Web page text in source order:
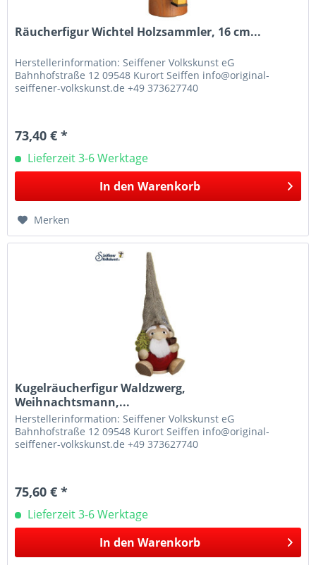
Räucherfigur Wichtel Holzsammler, 16 cm...
Herstellerinformation: Seiffener Volkskunst eG
Bahnhofstraße 12 09548 Kurort Seiffen info@original-
seiffener-volkskunst.de +49 373627740
73,40 € *
Lieferzeit 3-6 Werktage
In den Warenkorb
Merken
Kugelräucherfigur Waldzwerg,
Weihnachtsmann,...
Herstellerinformation: Seiffener Volkskunst eG
Bahnhofstraße 12 09548 Kurort Seiffen info@original-
seiffener-volkskunst.de +49 373627740
75,60 € *
Lieferzeit 3-6 Werktage
In den Warenkorb